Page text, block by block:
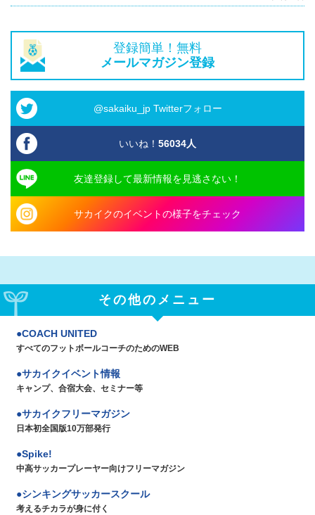
登録簡単！無料
メールマガジン登録
@sakaiku_jp Twitterフォロー
いいね！ 56034人
友達登録して最新情報を見逃さない！
サカイクのイベントの様子をチェック
その他のメニュー
COACH UNITED
すべてのフットボールコーチのためのWEB
サカイクイベント情報
キャンプ、合宿大会、セミナー等
サカイクフリーマガジン
日本初全国版10万部発行
Spike!
中高サッカープレーヤー向けフリーマガジン
シンキングサッカースクール
考えるチカラが身に付く